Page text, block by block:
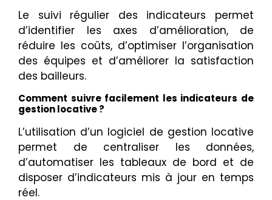
Le suivi régulier des indicateurs permet
d’identifier les axes d’amélioration, de
réduire les coûts, d’optimiser l’organisation
des équipes et d’améliorer la satisfaction
des bailleurs.
Comment suivre facilement les indicateurs de
gestion locative ?
L’utilisation d’un logiciel de gestion locative
permet de centraliser les données,
d’automatiser les tableaux de bord et de
disposer d’indicateurs mis à jour en temps
réel.